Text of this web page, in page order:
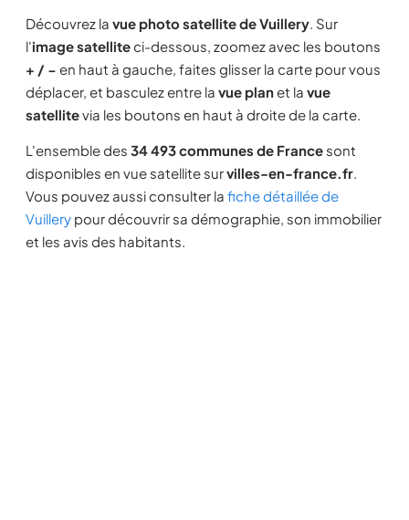
Découvrez la vue photo satellite de Vuillery. Sur
l'image satelliteci-dessous, zoomez avec les boutons
+ / − en haut à gauche, faites glisser la carte pour vous
déplacer, et basculez entre la vue planet la vue
satellitevia les boutons en haut à droite de la carte.
L'ensemble des 34 493 communes de France sont
disponibles en vue satellite survilles-en-france.fr.
Vous pouvez aussi consulter la fiche détaillée de
Vuillery pour découvrir sa démographie, son immobilier
et les avis des habitants.